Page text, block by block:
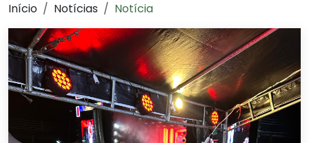
Início Notícias Notícia